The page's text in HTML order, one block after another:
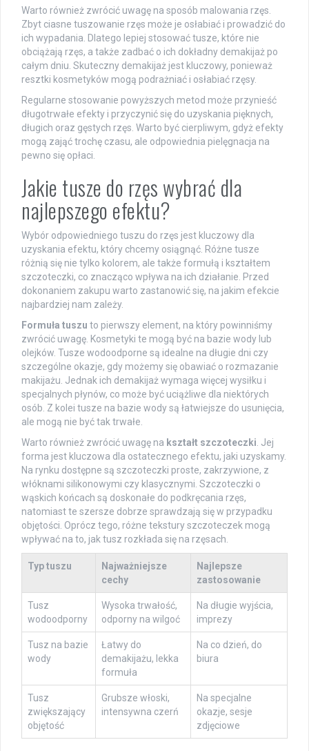
Warto również zwrócić uwagę na sposób malowania rzęs.
Zbyt ciasne tuszowanie rzęs może je osłabiać i prowadzić do
ich wypadania. Dlatego lepiej stosować tusze, które nie
obciążają rzęs, a także zadbać o ich dokładny demakijaż po
całym dniu. Skuteczny demakijaż jest kluczowy, ponieważ
resztki kosmetyków mogą podrażniać i osłabiać rzęsy.
Regularne stosowanie powyższych metod może przynieść
długotrwałe efekty i przyczynić się do uzyskania pięknych,
długich oraz gęstych rzęs. Warto być cierpliwym, gdyż efekty
mogą zająć trochę czasu, ale odpowiednia pielęgnacja na
pewno się opłaci.
Jakie tusze do rzęs wybrać dla
najlepszego efektu?
Wybór odpowiedniego tuszu do rzęs jest kluczowy dla
uzyskania efektu, który chcemy osiągnąć. Różne tusze
różnią się nie tylko kolorem, ale także formułą i kształtem
szczoteczki, co znacząco wpływa na ich działanie. Przed
dokonaniem zakupu warto zastanowić się, na jakim efekcie
najbardziej nam zależy.
Formuła tuszu to pierwszy element, na który powinniśmy
zwrócić uwagę. Kosmetyki te mogą być na bazie wody lub
olejków. Tusze wodoodporne są idealne na długie dni czy
szczególne okazje, gdy możemy się obawiać o rozmazanie
makijażu. Jednak ich demakijaż wymaga więcej wysiłku i
specjalnych płynów, co może być uciążliwe dla niektórych
osób. Z kolei tusze na bazie wody są łatwiejsze do usunięcia,
ale mogą nie być tak trwałe.
Warto również zwrócić uwagę na kształt szczoteczki . Jej
forma jest kluczowa dla ostatecznego efektu, jaki uzyskamy.
Na rynku dostępne są szczoteczki proste, zakrzywione, z
włóknami silikonowymi czy klasycznymi. Szczoteczki o
wąskich końcach są doskonałe do podkręcania rzęs,
natomiast te szersze dobrze sprawdzają się w przypadku
objętości. Oprócz tego, różne tekstury szczoteczek mogą
wpływać na to, jak tusz rozkłada się na rzęsach.
Typ tuszu
Najważniejsze
cechy
Najlepsze
zastosowanie
Tusz
wodoodporny
Wysoka trwałość,
odporny na wilgoć
Na długie wyjścia,
imprezy
Tusz na bazie
wody
Łatwy do
demakijażu, lekka
formuła
Na co dzień, do
biura
Tusz
zwiększający
objętość
Grubsze włoski,
intensywna czerń
Na specjalne
okazje, sesje
zdjęciowe